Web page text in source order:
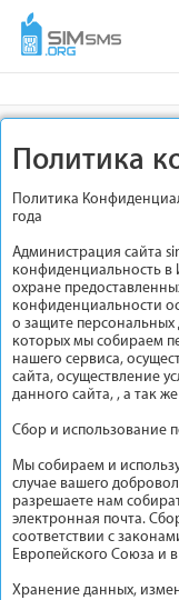
Политика
Политика
года
Администрация сайта
конфиденциальность
охране
конфиденциальности
о защите персональных
которых мы собираем
нашего сервиса,
сайта, осуществление
данного сайта, , а так
Сбор и использование
Мы собираем и
случае вашего
разрешаете нам
электронная почта.
соответствии с
Европейского Союза и
Хранение данных,